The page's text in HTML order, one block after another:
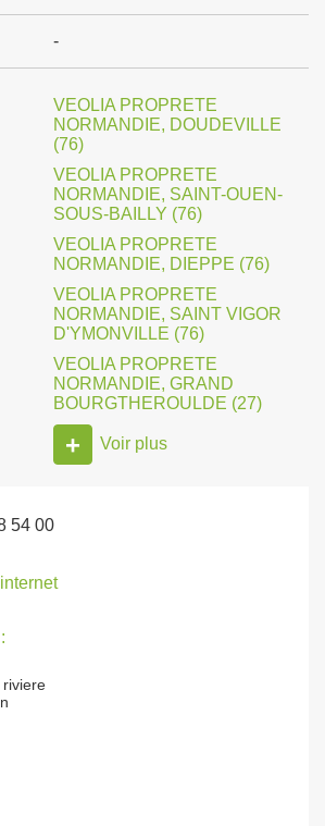
-
VEOLIA PROPRETE
NORMANDIE, DOUDEVILLE
(76)
VEOLIA PROPRETE
NORMANDIE, SAINT-OUEN-
SOUS-BAILLY (76)
VEOLIA PROPRETE
NORMANDIE, DIEPPE (76)
VEOLIA PROPRETE
NORMANDIE, SAINT VIGOR
D'YMONVILLE (76)
VEOLIA PROPRETE
NORMANDIE, GRAND
BOURGTHEROULDE (27)
+ Voir plus
54 00